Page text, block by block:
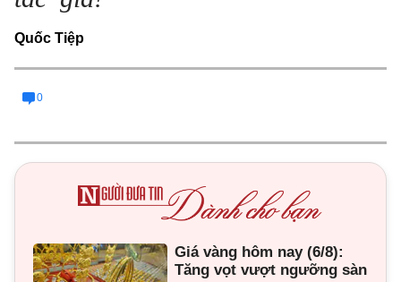
Quốc Tiệp
0
Giá vàng hôm nay (6/8):
Tăng vọt vượt ngưỡng sàn